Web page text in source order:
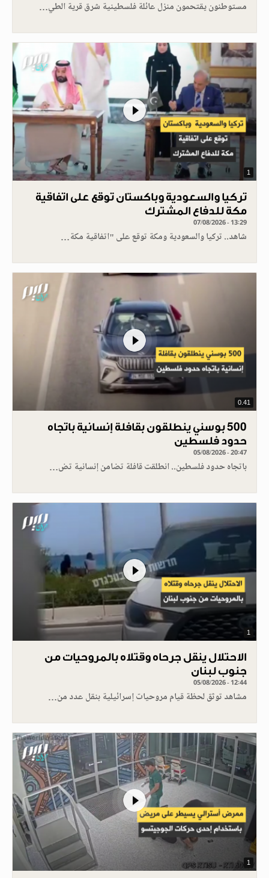
مستوطنون يقتحمون منزل عائلة فلسطينية شرق قرية الطي…
1
تركيا والسعودية وباكستان توقع على اتفاقية
مكة للدفاع المشترك
07/08/2026 - 13:29
شاهد.. تركيا والسعودية ومكة توقع على "اتفاقية مكة…
0.41
500 بوسني ينطلقون بقافلة إنسانية باتجاه
حدود فلسطين
05/08/2026 - 20:47
باتجاه حدود فلسطين.. انطلقت قافلة تضامن إنسانية تض…
1
الاحتلال ينقل جرحاه وقتلاه بالمروحيات من
جنوب لبنان
05/08/2026 - 12:44
مشاهد توثق لحظة قيام مروحيات إسرائيلية بنقل عدد من…
1